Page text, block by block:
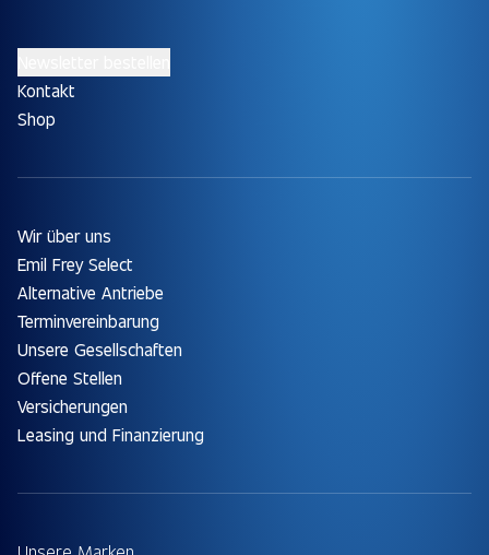
Kontakt
Shop
Wir über uns
Emil Frey Select
Alternative Antriebe
Terminvereinbarung
Unsere Gesellschaften
Offene Stellen
Versicherungen
Leasing und Finanzierung